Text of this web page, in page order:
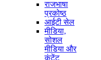
राजभाषा
प्रकोष्ठ
आईटी सेल
मीडिया,
सोशल
मीडिया और
कंटेंट